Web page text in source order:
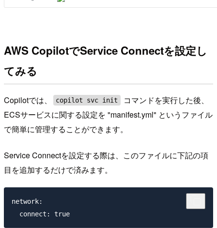
AWS CopilotでService Connectを設定し
てみる
Copilotでは、 copilot svc init
コマンドを実行した後、
ECSサービスに関する設定を "manifest.yml" というファイル
で簡単に管理することができます。
Service Connectを設定する際は、このファイルに下記の項
目を追加するだけで済みます。
network: